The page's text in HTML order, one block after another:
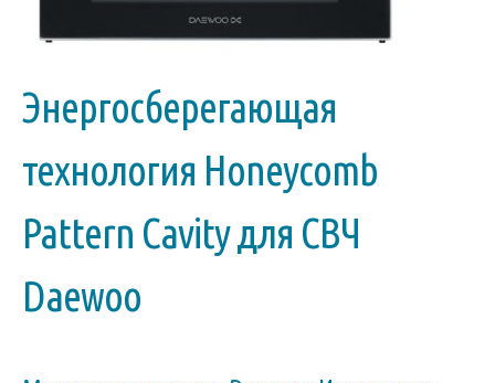
Энергосберегающая
технология Honeycomb
Pattern Cavity для СВЧ
Daewoo